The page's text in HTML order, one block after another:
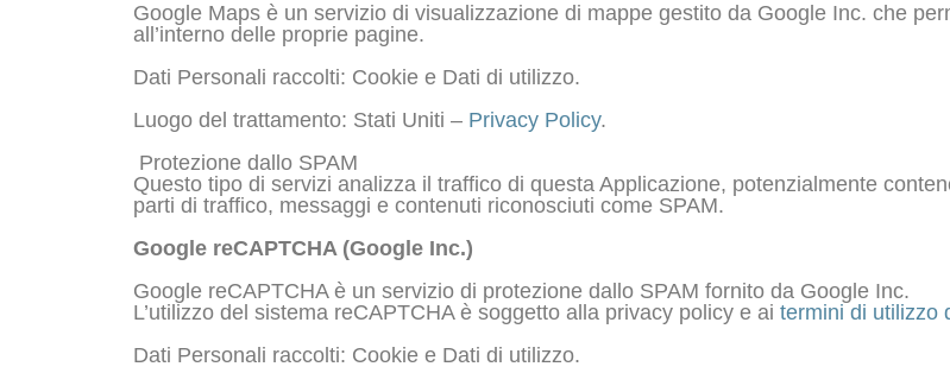
Google Maps è un servizio di visualizzazione di mappe gestito da Google Inc. che
all’interno delle proprie pagine.
Dati Personali raccolti: Cookie e Dati di utilizzo.
Luogo del trattamento: Stati Uniti – Privacy Policy.
Protezione dallo SPAM
Questo tipo di servizi analizza il traffico di questa Applicazione, potenzialmente
parti di traffico, messaggi e contenuti riconosciuti come SPAM.
Google reCAPTCHA (Google Inc.)
Google reCAPTCHA è un servizio di protezione dallo SPAM fornito da Google Inc.
L’utilizzo del sistema reCAPTCHA è soggetto alla privacy policy e ai termini di utilizzo
Dati Personali raccolti: Cookie e Dati di utilizzo.